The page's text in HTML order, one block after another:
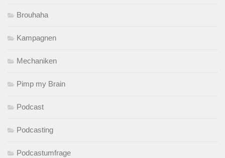
Brouhaha
Kampagnen
Mechaniken
Pimp my Brain
Podcast
Podcasting
Podcastumfrage